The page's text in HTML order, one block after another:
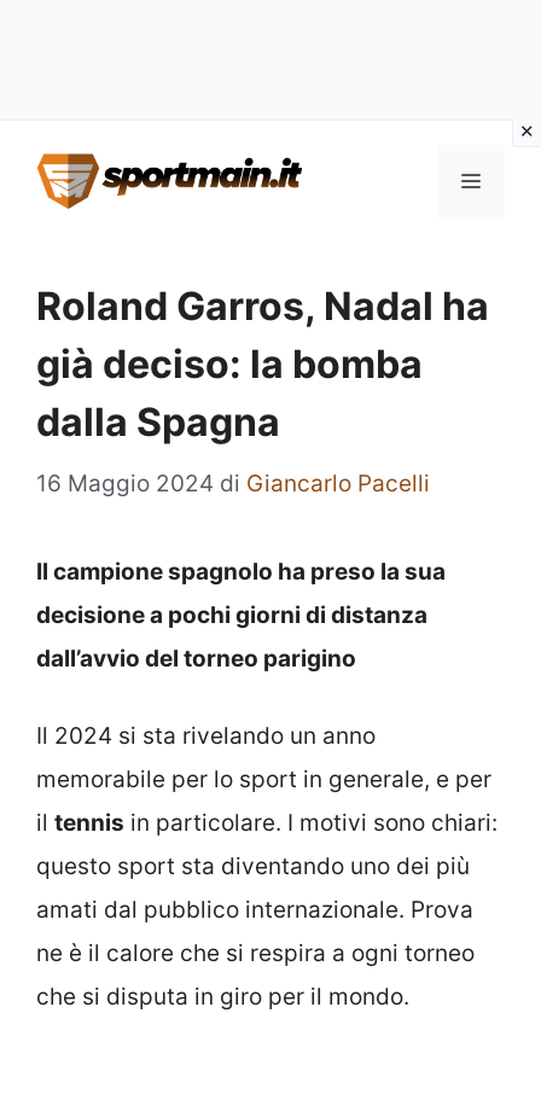
Menu
Roland Garros, Nadal ha
già deciso: la bomba
dalla Spagna
16 Maggio 2024 di Giancarlo Pacelli
Il campione spagnolo ha preso la sua
decisione a pochi giorni di distanza
dall’avvio del torneo parigino
Il 2024 si sta rivelando un anno
memorabile per lo sport in generale, e per
il tennis in particolare. I motivi sono chiari:
questo sport sta diventando uno dei più
amati dal pubblico internazionale. Prova
ne è il calore che si respira a ogni torneo
che si disputa in giro per il mondo.